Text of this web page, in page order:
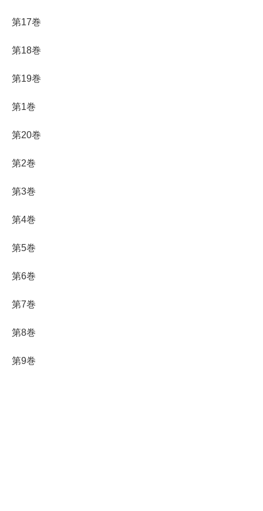
第17巻
第18巻
第19巻
第1巻
第20巻
第2巻
第3巻
第4巻
第5巻
第6巻
第7巻
第8巻
第9巻